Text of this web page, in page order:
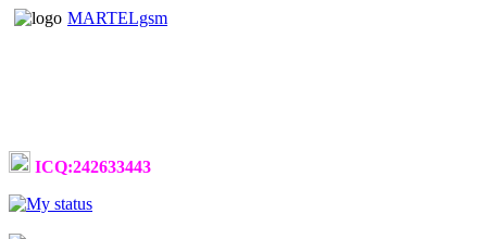
MARTELgsm
ICQ:242633443